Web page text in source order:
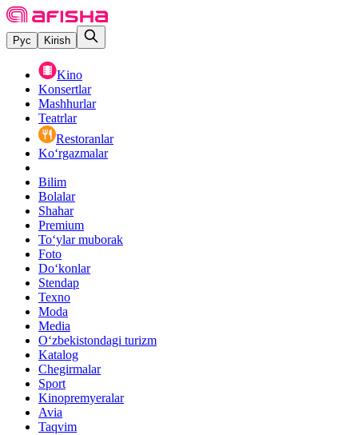
Рус Kirish
Kino
Konsertlar
Mashhurlar
Teatrlar
Restoranlar
Ko‘rgazmalar
Bilim
Bolalar
Shahar
Premium
Toʻylar muborak
Foto
Do‘konlar
Stendap
Texno
Moda
Media
O‘zbekistondagi turizm
Katalog
Chegirmalar
Sport
Kinopremyeralar
Avia
Taqvim